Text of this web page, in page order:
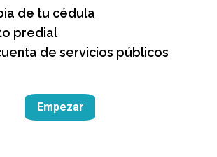
de tu cédula
predial
de servicios públicos
Empezar